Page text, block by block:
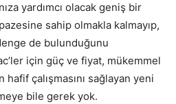
yardımcı olacak geniş bir
sahip olmakla kalmayıp,
de bulunduğunu
için güç ve fiyat, mükemmel
çalışmasını sağlayan yeni
bile gerek yok.